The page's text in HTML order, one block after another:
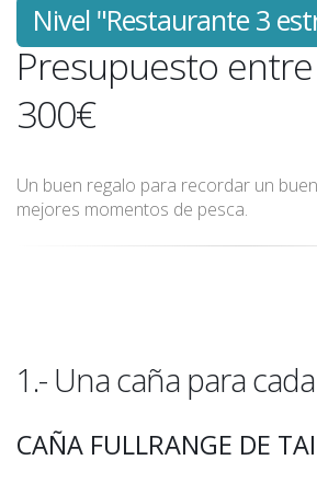
Nivel "Restaurante 3
Presupuesto
300€
Un buen regalo para recordar un
mejores momentos de pesca.
1.- Una caña para
CAÑA FULLRANGE DE